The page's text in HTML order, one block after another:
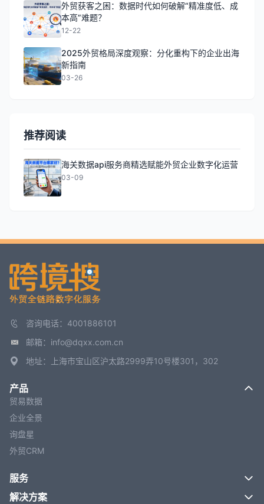
外贸获客之困：数据时代如何破解“精准度低、成
本高”难题？
12-22
2025外贸格局深度观察：分化重构下的企业出海
新指南
03-26
推荐阅读
海关数据api服务商精选赋能外贸企业数字化运营
03-09
咨询电话：4001886101
邮箱：info@dqxx.com.cn
地址：上海市宝山区沪太路2999弄10号楼301，302
产品
贸易数据
企业全景
询盘星
外贸CRM
服务
解决方案